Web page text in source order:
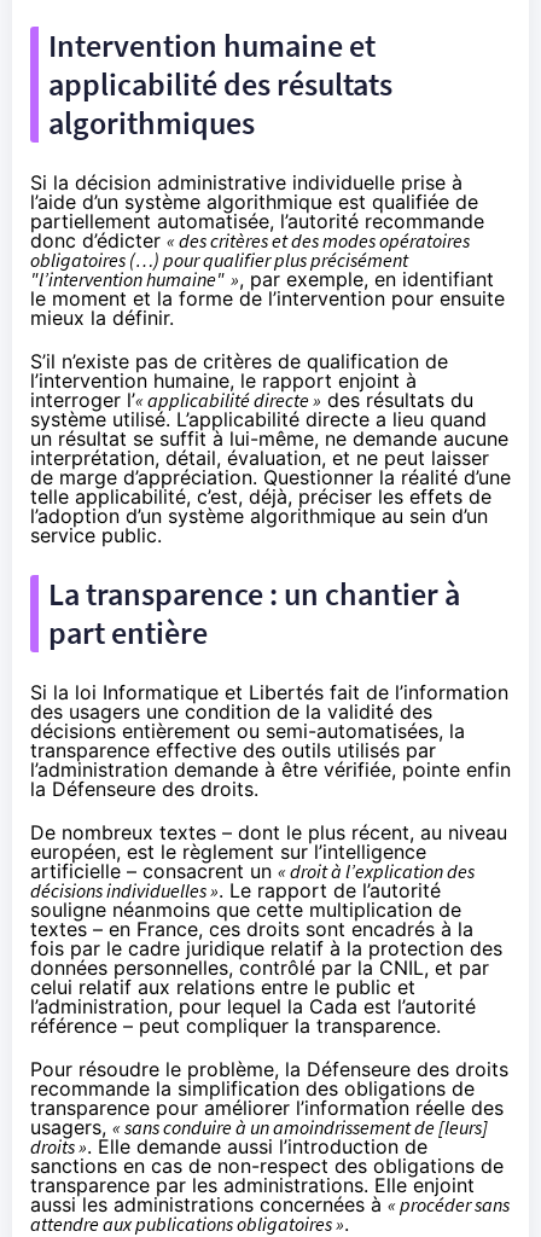
Intervention humaine et
applicabilité des résultats
algorithmiques
Si la décision administrative individuelle prise à
l’aide d’un système algorithmique est qualifiée de
partiellement automatisée, l’autorité recommande
donc d’édicter « des critères et des modes opératoires
obligatoires (…) pour qualifier plus précisément
"l’intervention humaine" », par exemple, en identifiant
le moment et la forme de l’intervention pour ensuite
mieux la définir.
S’il n’existe pas de critères de qualification de
l’intervention humaine, le rapport enjoint à
interroger l’« applicabilité directe » des résultats du
système utilisé. L’applicabilité directe a lieu quand
un résultat se suffit à lui-même, ne demande aucune
interprétation, détail, évaluation, et ne peut laisser
de marge d’appréciation. Questionner la réalité d’une
telle applicabilité, c’est, déjà, préciser les effets de
l’adoption d’un système algorithmique au sein d’un
service public.
La transparence : un chantier à
part entière
Si la loi Informatique et Libertés fait de l’information
des usagers une condition de la validité des
décisions entièrement ou semi-automatisées, la
transparence effective des outils utilisés par
l’administration demande à être vérifiée, pointe enfin
la Défenseure des droits.
De nombreux textes – dont le plus récent, au niveau
européen, est le règlement sur l’intelligence
artificielle – consacrent un « droit à l’explication des
décisions individuelles ». Le rapport de l’autorité
souligne néanmoins que cette multiplication de
textes – en France, ces droits sont encadrés à la
fois par le cadre juridique relatif à la protection des
données personnelles, contrôlé par la CNIL, et par
celui relatif aux relations entre le public et
l’administration, pour lequel la Cada est l’autorité
référence – peut compliquer la transparence.
Pour résoudre le problème, la Défenseure des droits
recommande la simplification des obligations de
transparence pour améliorer l’information réelle des
usagers, « sans conduire à un amoindrissement de [leurs]
droits ». Elle demande aussi l’introduction de
sanctions en cas de non-respect des obligations de
transparence par les administrations. Elle enjoint
aussi les administrations concernées à « procéder sans
attendre aux publications obligatoires ».